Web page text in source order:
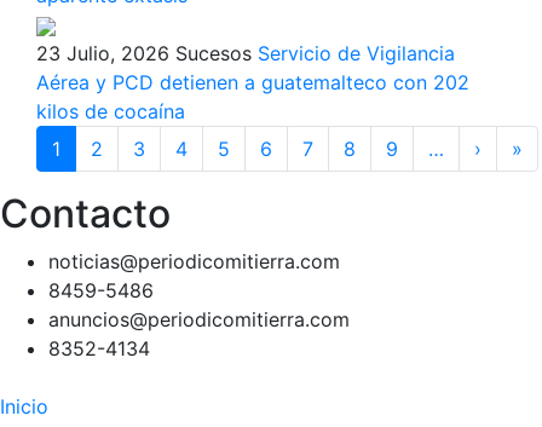
23 Julio, 2026 Sucesos Servicio de Vigilancia
Aérea y PCD detienen a guatemalteco con 202
kilos de cocaína
Paginación
1 2 3 4 5 6 7 8 9 … ›
página
»
Contacto
noticias@periodicomitierra.com
8459-5486
anuncios@periodicomitierra.com
8352-4134
Navegación
Inicio